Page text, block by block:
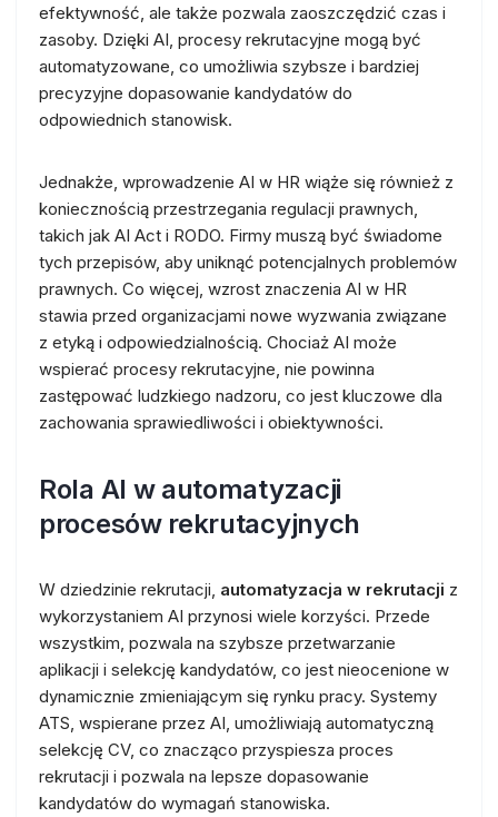
efektywność, ale także pozwala zaoszczędzić czas i
zasoby. Dzięki AI, procesy rekrutacyjne mogą być
automatyzowane, co umożliwia szybsze i bardziej
precyzyjne dopasowanie kandydatów do
odpowiednich stanowisk.
Jednakże, wprowadzenie AI w HR wiąże się również z
koniecznością przestrzegania regulacji prawnych,
takich jak AI Act i RODO. Firmy muszą być świadome
tych przepisów, aby uniknąć potencjalnych problemów
prawnych. Co więcej, wzrost znaczenia AI w HR
stawia przed organizacjami nowe wyzwania związane
z etyką i odpowiedzialnością. Chociaż AI może
wspierać procesy rekrutacyjne, nie powinna
zastępować ludzkiego nadzoru, co jest kluczowe dla
zachowania sprawiedliwości i obiektywności.
Rola AI w automatyzacji
procesów rekrutacyjnych
W dziedzinie rekrutacji, automatyzacja w rekrutacji z
wykorzystaniem AI przynosi wiele korzyści. Przede
wszystkim, pozwala na szybsze przetwarzanie
aplikacji i selekcję kandydatów, co jest nieocenione w
dynamicznie zmieniającym się rynku pracy. Systemy
ATS, wspierane przez AI, umożliwiają automatyczną
selekcję CV, co znacząco przyspiesza proces
rekrutacji i pozwala na lepsze dopasowanie
kandydatów do wymagań stanowiska.